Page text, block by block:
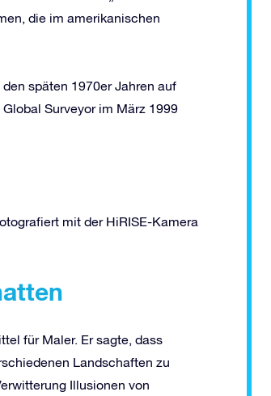
die im amerikanischen
späten 1970er Jahren auf
Surveyor im März 1999
mit der HiRISE-Kamera
für Maler. Er sagte, dass
Landschaften zu
Illusionen von